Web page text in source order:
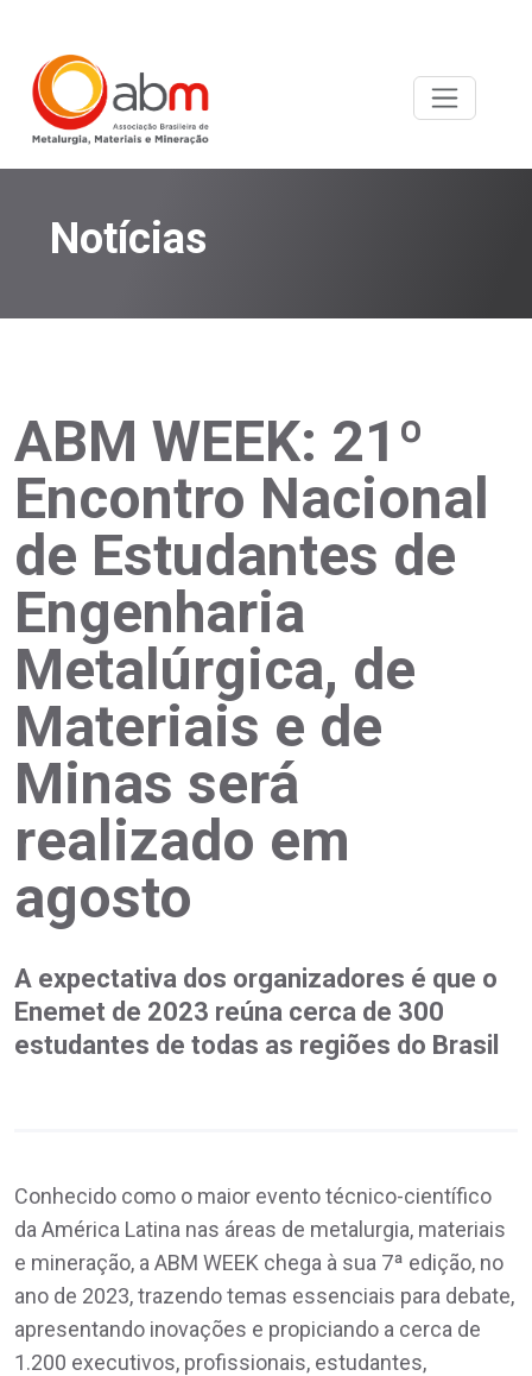
Notícias
ABM WEEK: 21º
Encontro Nacional
de Estudantes de
Engenharia
Metalúrgica, de
Materiais e de
Minas será
realizado em
agosto
A expectativa dos organizadores é que o
Enemet de 2023 reúna cerca de 300
estudantes de todas as regiões do Brasil
Conhecido como o maior evento técnico-científico
da América Latina nas áreas de metalurgia, materiais
e mineração, a ABM WEEK chega à sua 7ª edição, no
ano de 2023, trazendo temas essenciais para debate,
apresentando inovações e propiciando a cerca de
1.200 executivos, profissionais, estudantes,